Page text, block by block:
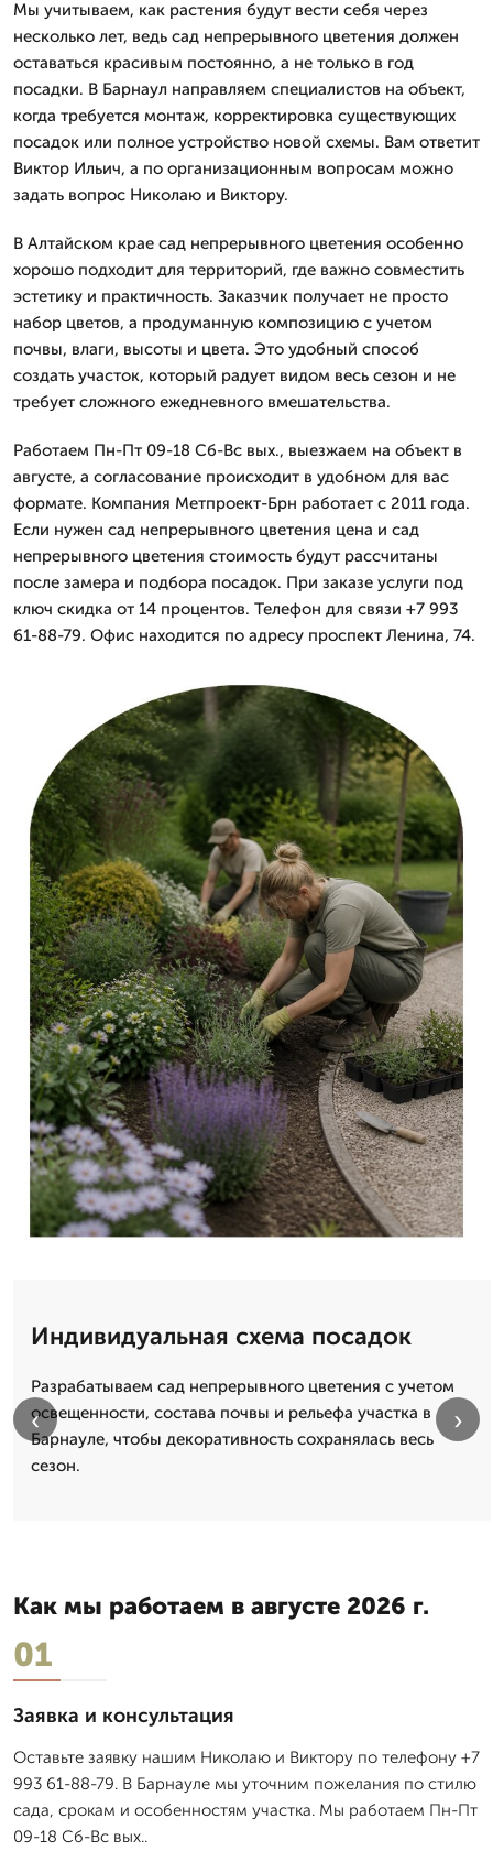
Мы учитываем, как растения будут вести себя через
несколько лет, ведь сад непрерывного цветения должен
оставаться красивым постоянно, а не только в год
посадки. В Барнаул направляем специалистов на объект,
когда требуется монтаж, корректировка существующих
посадок или полное устройство новой схемы. Вам ответит
Виктор Ильич, а по организационным вопросам можно
задать вопрос Николаю и Виктору.
В Алтайском крае сад непрерывного цветения особенно
хорошо подходит для территорий, где важно совместить
эстетику и практичность. Заказчик получает не просто
набор цветов, а продуманную композицию с учетом
почвы, влаги, высоты и цвета. Это удобный способ
создать участок, который радует видом весь сезон и не
требует сложного ежедневного вмешательства.
Работаем Пн-Пт 09-18 Сб-Вс вых., выезжаем на объект в
августе, а согласование происходит в удобном для вас
формате. Компания Метпроект-Брн работает с 2011 года.
Если нужен сад непрерывного цветения цена и сад
непрерывного цветения стоимость будут рассчитаны
после замера и подбора посадок. При заказе услуги под
ключ скидка от 14 процентов. Телефон для связи +7 993
61-88-79. Офис находится по адресу проспект Ленина, 74.
Индивидуальная схема посадок
Разрабатываем сад непрерывного цветения с учетом
освещенности, состава почвы и рельефа участка в
Барнауле, чтобы декоративность сохранялась весь
сезон.
‹ ›
Как мы работаем в августе 2026 г.
01
Заявка и консультация
Оставьте заявку нашим Николаю и Виктору по телефону +7
993 61-88-79. В Барнауле мы уточним пожелания по стилю
сада, срокам и особенностям участка. Мы работаем Пн-Пт
09-18 Сб-Вс вых..